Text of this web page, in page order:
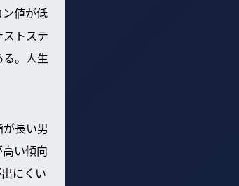
値が低
トステ
。人生
長い男
い傾向
にくい